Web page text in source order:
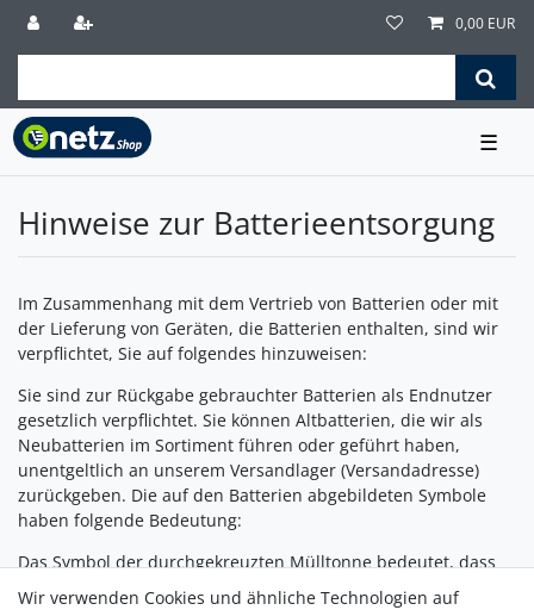
0,00 EUR
☰
Hinweise zur Batterieentsorgung
Im Zusammenhang mit dem Vertrieb von Batterien oder mit
der Lieferung von Geräten, die Batterien enthalten, sind wir
verpflichtet, Sie auf folgendes hinzuweisen:
Sie sind zur Rückgabe gebrauchter Batterien als Endnutzer
gesetzlich verpflichtet. Sie können Altbatterien, die wir als
Neubatterien im Sortiment führen oder geführt haben,
unentgeltlich an unserem Versandlager (Versandadresse)
zurückgeben. Die auf den Batterien abgebildeten Symbole
haben folgende Bedeutung:
Das Symbol der durchgekreuzten Mülltonne bedeutet, dass
die Batterie nicht in den Hausmüll gegeben werden darf.
Wir verwenden Cookies und ähnliche Technologien auf